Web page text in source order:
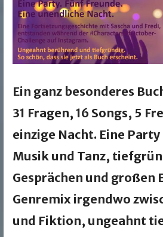
Ein ganz besonderes
31 Fragen, 16 Songs, 5
einzige Nacht. Eine
Musik und Tanz,
Gesprächen und großen
Genremix irgendwo
und Fiktion, ungeahnt